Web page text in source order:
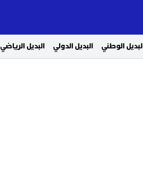
الوطني البديل الدولي البديل الرياضي